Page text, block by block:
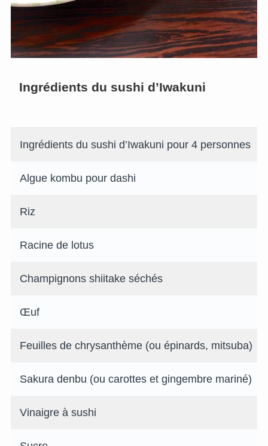
Ingrédients du sushi d’Iwakuni
Ingrédients du sushi d’Iwakuni pour 4 personnes
Algue kombu pour dashi
Riz
Racine de lotus
Champignons shiitake séchés
Œuf
Feuilles de chrysanthème (ou épinards, mitsuba)
Sakura denbu (ou carottes et gingembre mariné)
Vinaigre à sushi